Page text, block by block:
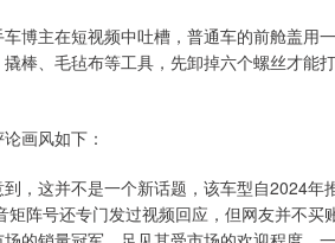
博主在短视频中吐槽，普通车的前舱盖用
棒、毛毡布等工具，先卸掉六个螺丝才能
画风如下：
，这并不是一个新话题，该车型自2024
矩阵号还专门发过视频回应，但网友并不